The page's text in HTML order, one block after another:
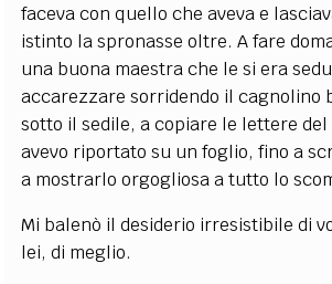
faceva con quello che aveva e
istinto la spronasse oltre. A fare
una buona maestra che le si era
accarezzare sorridendo il cagnolino
sotto il sedile, a copiare le lettere del
avevo riportato su un foglio, fino a
a mostrarlo orgogliosa a tutto lo
Mi balenò il desiderio irresistibile di
lei, di meglio.